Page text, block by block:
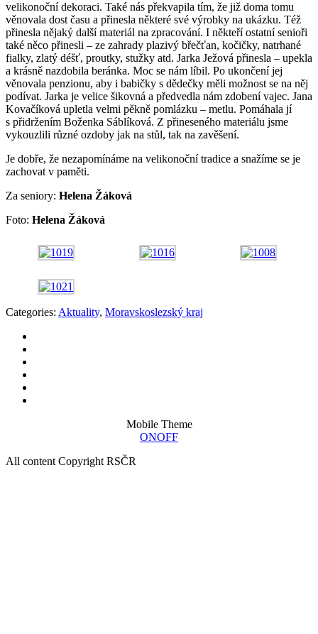
velikonoční dekoraci. Také nás překvapila tím, že již doma tomu
věnovala dost času a přinesla některé své výrobky na ukázku. Též
přinesla nějaký další materiál na zpracování. I někteří ostatní senioři
také něco přinesli – ze zahrady plazivý břečťan, kočičky, natrhané
fialky, zlatý déšť, proutky, stužky atd. Jarka Ježová přinesla – upekla
a krásně nazdobila beránka. Moc se nám líbil. Po ukončení jej
věnovala penzionu, aby i babičky s dědečky měli možnost se na něj
podívat. Jarka je velice šikovná a předvedla nám zdobení vajec. Jana
Kovačíková upletla velmi pěkně pomlázku – metlu. Pomáhala jí
s přidržením Boženka Sáblíková. Z přineseného materiálu jsme
vykouzlili různé ozdoby jak na stůl, tak na zavěšení.
Je dobře, že nezapomínáme na velikonoční tradice a snažíme se je
zachovat v paměti.
Za seniory: Helena Žáková
Foto: Helena Žáková
Categories: Aktuality, Moravskoslezský kraj
Mobile Theme
ONOFF
All content Copyright RSČR